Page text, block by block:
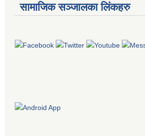
सामाजिक सञ्जालका लिंकहरु